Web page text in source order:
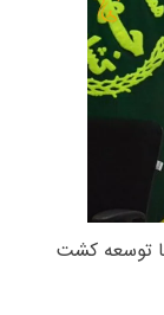
توسعه کشت